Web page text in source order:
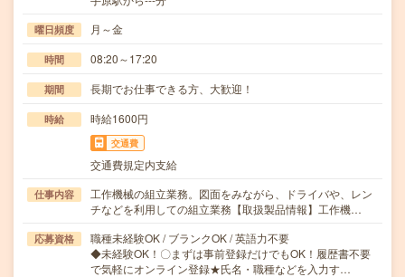
曜日頻度 月～金
時間 08:20～17:20
期間 長期でお仕事できる方、大歓迎！
時給 時給1600円
交通費
交通費規定内支給
仕事内容
工作機械の組立業務。図面をみながら、ドライバや、レン
チなどを利用しての組立業務【取扱製品情報】工作機…
応募資格
職種未経験OK / ブランクOK / 英語力不要
◆未経験OK！〇まずは事前登録だけでもOK！履歴書不要
で気軽にオンライン登録★氏名・職種などを入力す…